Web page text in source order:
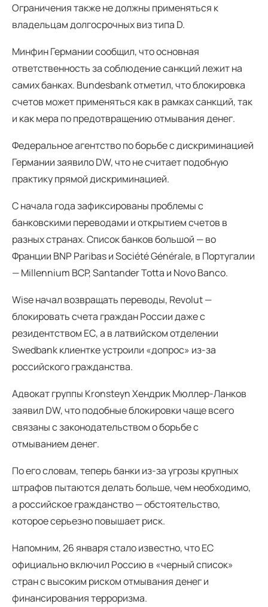
Ограничения также не должны применяться к
владельцам долгосрочных виз типа D.
Минфин Германии сообщил, что основная
ответственность за соблюдение санкций лежит на
самих банках. Bundesbank отметил, что блокировка
счетов может применяться как в рамках санкций, так
и как мера по предотвращению отмывания денег.
Федеральное агентство по борьбе с дискриминацией
Германии заявило DW, что не считает подобную
практику прямой дискриминацией.
С начала года зафиксированы проблемы с
банковскими переводами и открытием счетов в
разных странах. Список банков большой — во
Франции BNP Paribas и Société Générale, в Португалии
— Millennium BCP, Santander Totta и Novo Banco.
Wise начал возвращать переводы, Revolut —
блокировать счета граждан России даже с
резидентством ЕС, а в латвийском отделении
Swedbank клиентке устроили «допрос» из-за
российского гражданства.
Адвокат группы Kronsteyn Хендрик Мюллер-Ланков
заявил DW, что подобные блокировки чаще всего
связаны с законодательством о борьбе с
отмыванием денег.
По его словам, теперь банки из-за угрозы крупных
штрафов пытаются делать больше, чем необходимо,
а российское гражданство — обстоятельство,
которое серьезно повышает риск.
Напомним, 26 января стало известно, что ЕС
официально включил Россию в «черный список»
стран с высоким риском отмывания денег и
финансирования терроризма.